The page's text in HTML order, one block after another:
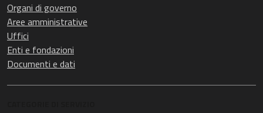
Organi di governo
Aree amministrative
Uffici
Enti e fondazioni
Documenti e dati